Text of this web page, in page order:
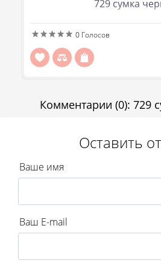
Отправить
729 сумка
0 Голосов
Комментарии (0): 729
Оставить
Ваше имя
Ваш E-mail